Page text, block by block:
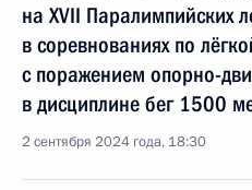
на XVII Паралимпийских
в соревнованиях по
с поражением опорно-
в дисциплине бег 1500
2 сентября 2024 года, 18:30